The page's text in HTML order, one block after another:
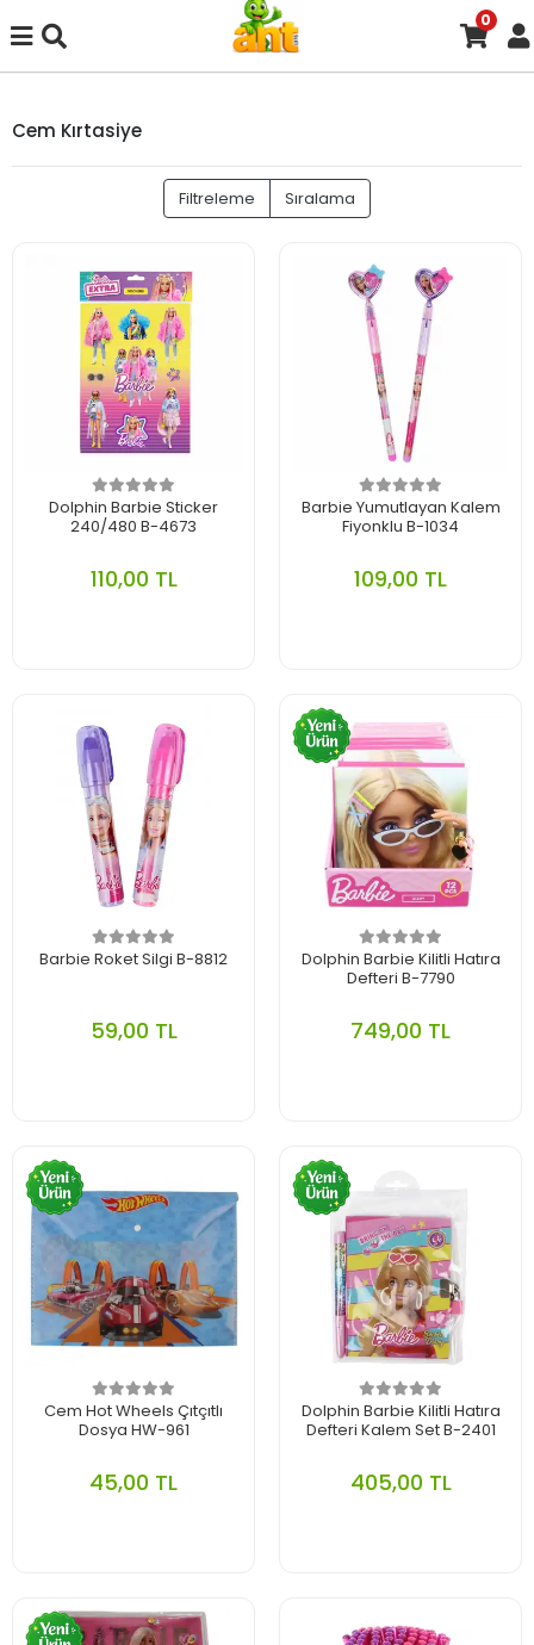
0
Cem Kırtasiye
Filtreleme Sıralama
Dolphin Barbie Sticker
240/480 B-4673
110,00 TL
Barbie Yumutlayan Kalem
Fiyonklu B-1034
109,00 TL
Barbie Roket Silgi B-8812
59,00 TL
Dolphin Barbie Kilitli Hatıra
Defteri B-7790
749,00 TL
Cem Hot Wheels Çıtçıtlı
Dosya HW-961
45,00 TL
Dolphin Barbie Kilitli Hatıra
Defteri Kalem Set B-2401
405,00 TL